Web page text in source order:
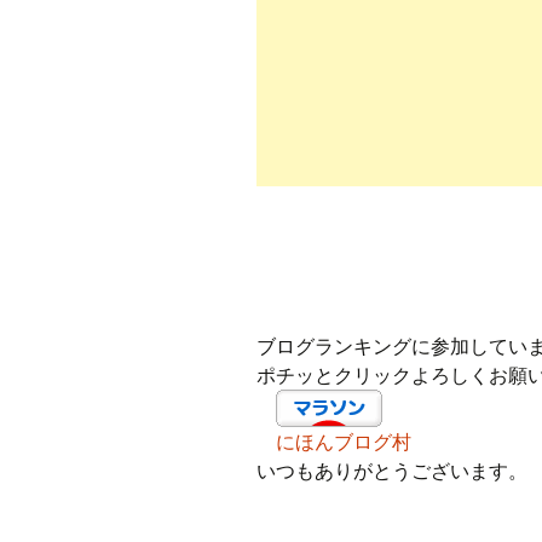
ブログランキングに参加していま
ポチッとクリックよろしくお願
にほんブログ村
いつもありがとうございます。